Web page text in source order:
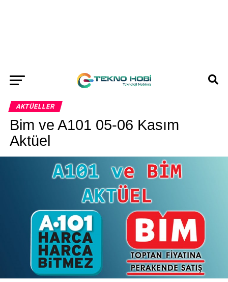
AKTÜELLER
Bim ve A101 05-06 Kasım
Aktüel